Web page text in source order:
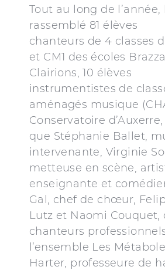
Tout au long de
rassemblé 81 élèves
chanteurs de 4 classes
et CM1 des écoles
Clairions, 10 élèves
instrumentistes de
aménagés musique
Conservatoire
que Stéphanie Ballet,
intervenante, Virginie
metteuse en scène,
enseignante et
Gal, chef de chœur,
Lutz et Naomi Couquet,
chanteurs
l’ensemble Les
Harter, professeure de